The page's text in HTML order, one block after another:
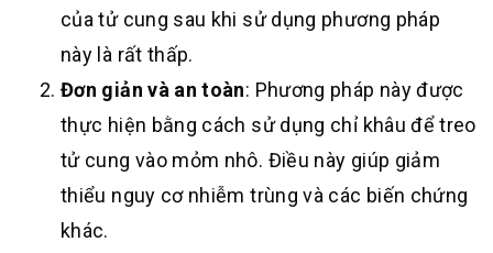
của tử cung sau khi sử dụng phương pháp
này là rất thấp.
Đơn giản và an toàn: Phương pháp này được
thực hiện bằng cách sử dụng chỉ khâu để treo
tử cung vào mỏm nhô. Điều này giúp giảm
thiểu nguy cơ nhiễm trùng và các biến chứng
khác.